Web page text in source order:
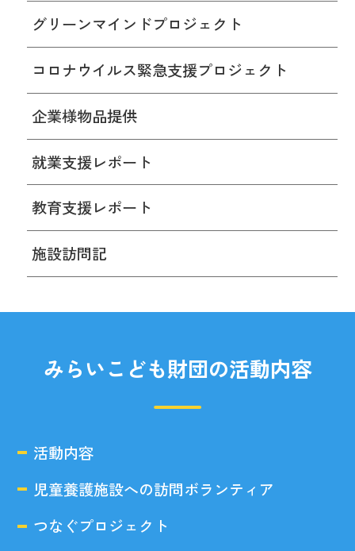
グリーンマインドプロジェクト
コロナウイルス緊急支援プロジェクト
企業様物品提供
就業支援レポート
教育支援レポート
施設訪問記
みらいこども財団の活動内容
活動内容
児童養護施設への訪問ボランティア
つなぐプロジェクト